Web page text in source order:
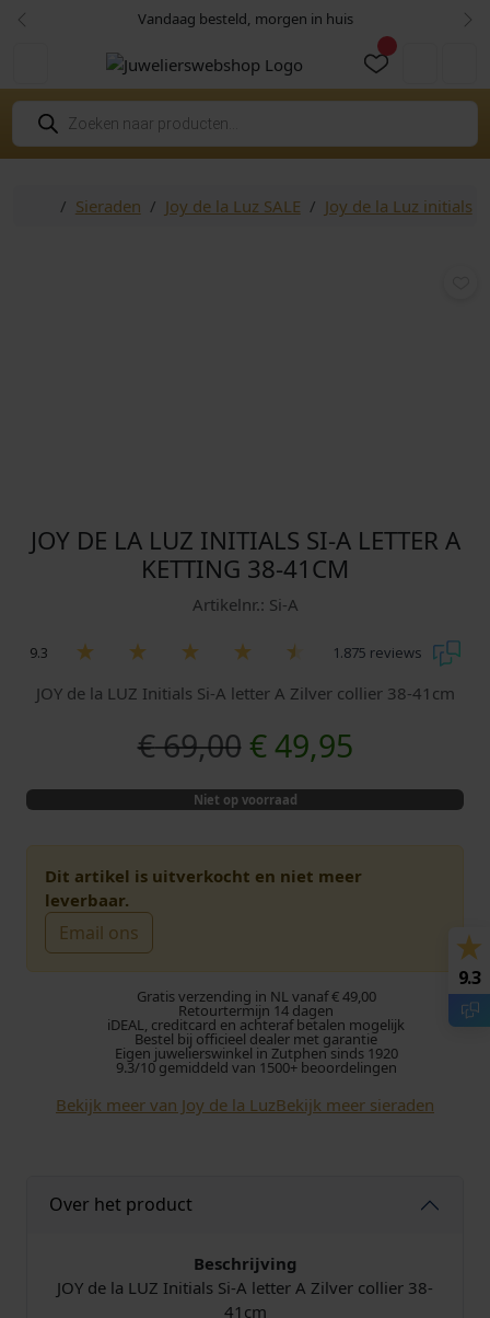
Skip to content
Skip to footer Vandaag besteld, morgen in huis
Vorige
Account
P
o
d
HomeSieraden Joy de la Luz SALE Joy de la Luz initials
JOY DE LA LUZ INITIALS SI-A LETTER A
KETTING 38-41CM
Artikelnr.: Si-A
9.3 1.875 reviews
JOY de la LUZ Initials Si-A letter A Zilver collier 38-41cm
€69,00 O
o
r
s
r
o
n
k
i
j
€49,95H
u
i
d
g
e
p
r
i
Niet op voorraad
Dit artikel is uitverkocht en niet meer
leverbaar.
Email ons
Gratis verzending in NL vanaf € 49,00
Retourtermijn 14 dagen
iDEAL, creditcard en achteraf betalen mogelijk
Bestel bij officieel dealer met garantie
Eigen juwelierswinkel in Zutphen sinds 1920
9.3/10 gemiddeld van 1500+ beoordelingen
Bekijk meer van Joy de la LuzBekijk meer sieraden
Over het product
Beschrijving
JOY de la LUZ Initials Si-A letter A Zilver collier 38-
41cm
9.3